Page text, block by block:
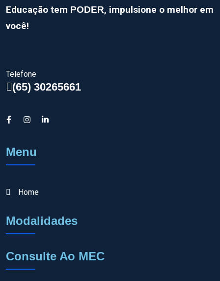
Educação tem PODER, impulsione o melhor em
você!
Telefone
(65) 30265661
Menu
Home
Modalidades
Consulte Ao MEC